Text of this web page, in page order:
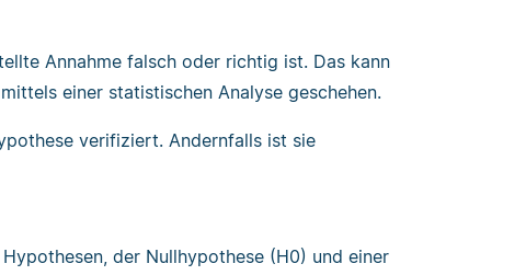
Annahme falsch oder richtig ist. Das kann
einer statistischen Analyse geschehen.
verifiziert. Andernfalls ist sie
der Nullhypothese (H0) und einer